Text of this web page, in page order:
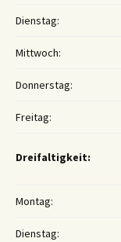
Dienstag:
Mittwoch:
Donnerstag:
Freitag:
Dreifaltigkeit:
Montag:
Dienstag: